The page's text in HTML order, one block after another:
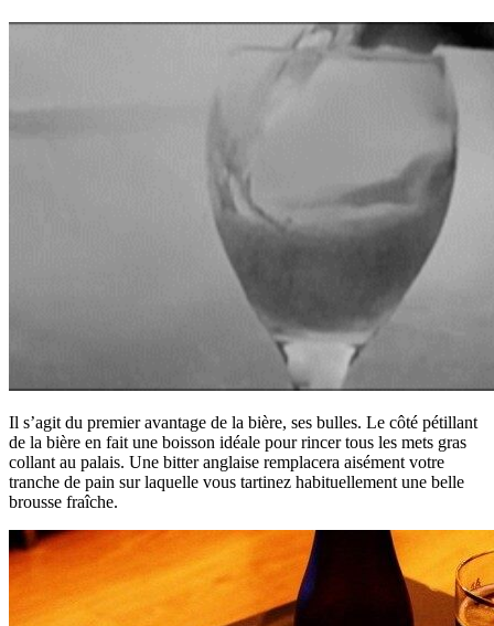
Il s’agit du premier avantage de la bière, ses bulles. Le côté pétillant
de la bière en fait une boisson idéale pour rincer tous les mets gras
collant au palais. Une bitter anglaise remplacera aisément votre
tranche de pain sur laquelle vous tartinez habituellement une belle
brousse fraîche.